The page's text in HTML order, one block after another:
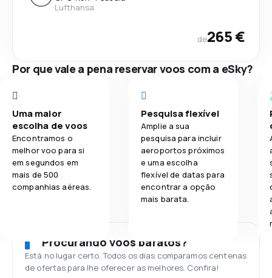
Lufthansa
de265 €
Por que vale a pena reservar voos com a eSky?
Uma maior
escolha de voos
Encontramos o
melhor voo para si
em segundos em
mais de 500
companhias aéreas.
Pesquisa flexível
Amplie a sua
pesquisa para incluir
aeroportos próximos
e uma escolha
flexível de datas para
encontrar a opção
mais barata.
Procurando voos baratos?
Está no lugar certo. Todos os dias comparamos centenas
de ofertas para lhe oferecer as melhores. Confira!